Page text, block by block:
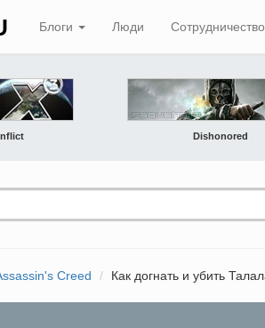
Блоги Люди Сотрудничество
Dishonored
Creed Как догнать и убить